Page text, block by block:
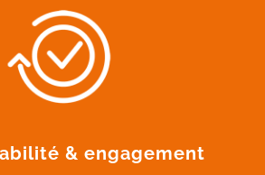
& engagement